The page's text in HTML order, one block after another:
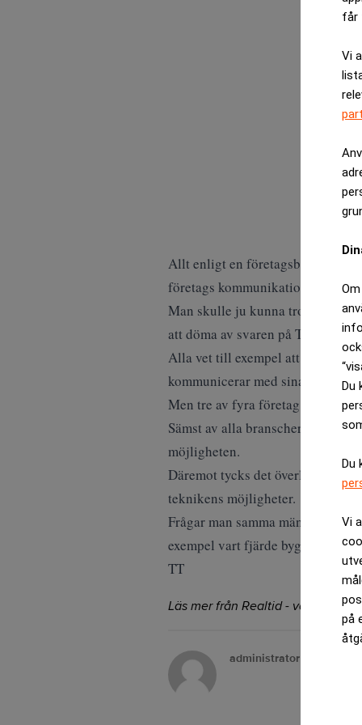
får
Vi
Du
Du
Vi
på
Allt enligt en företagsbarometer
företags kommunikation med
Man skulle ju kunna tro att i
att döma av svaren på Telias
Alla vet till exempel att det köps
kommunicerar med sina kunder
Men tre av fyra företag ger
Sämst av alla branscher på att
möjligheten.
Däremot tycks det överlag vara
teknikens möjligheter.
Frågar man samma människor
exempel vart fjärde byggbolag
TT
Läs mer från Realtid - vårt
administrator